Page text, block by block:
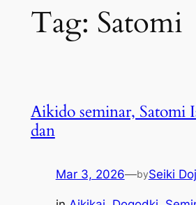
Tag: Satomi
Aikido seminar, Satomi
dan
Mar 3, 2026—bySeiki